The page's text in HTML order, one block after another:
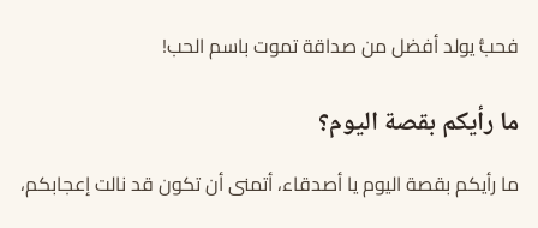
فحبُّ يولد أفضل من صداقة تموت باسم الحب!
ما رأيكم بقصة اليوم؟
ما رأيكم بقصة اليوم يا أصدقاء، أتمنى أن تكون قد نالت إعجابكم،